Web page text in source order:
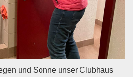
und Sonne unser Clubhaus